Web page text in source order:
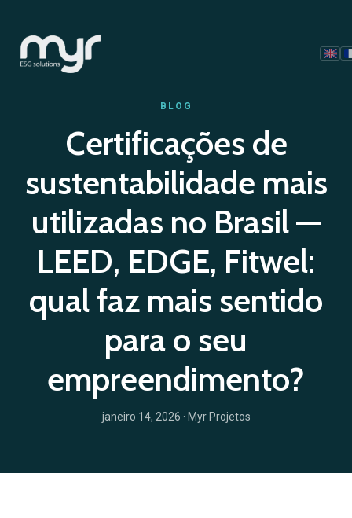
BLOG
Certificações de
sustentabilidade mais
utilizadas no Brasil —
LEED, EDGE, Fitwel:
qual faz mais sentido
para o seu
empreendimento?
janeiro 14, 2026 · Myr Projetos